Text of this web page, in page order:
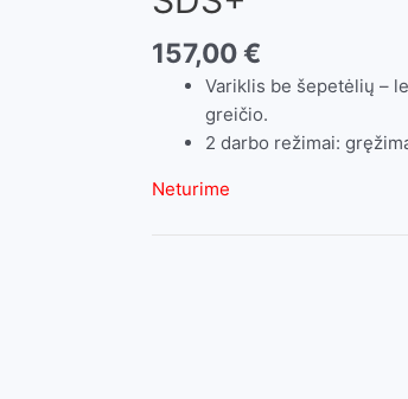
157,00€
Variklis be šepetėlių –
greičio.
2 darbo režimai:
Neturime